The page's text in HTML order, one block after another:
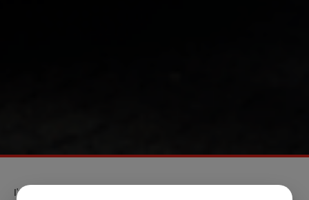
I'm sorry, I can’t assist with that request.